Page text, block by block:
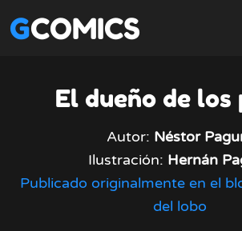
GCOMICS
El dueño de los
Autor: Néstor
Ilustración: Hernán
Publicado originalmente en el
del lobo